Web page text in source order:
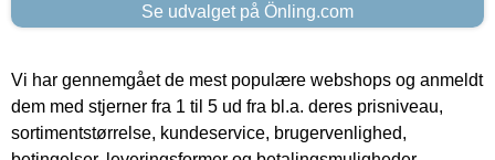
Se udvalget på Önling.com
Vi har gennemgået de mest populære webshops og anmeldt
dem med stjerner fra 1 til 5 ud fra bl.a. deres prisniveau,
sortimentstørrelse, kundeservice, brugervenlighed,